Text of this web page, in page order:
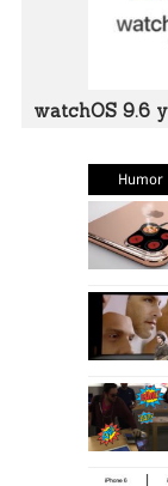
watchOS 9.6
Humor